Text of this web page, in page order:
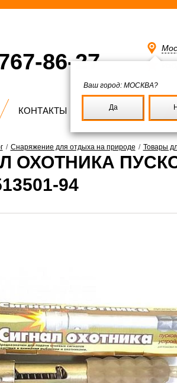
86-27
Ваш город: МОСКВА?
Да
КОНТАКТЫ
/ Снаряжение для отдыха на природе / Товары
ОХОТНИКА
94